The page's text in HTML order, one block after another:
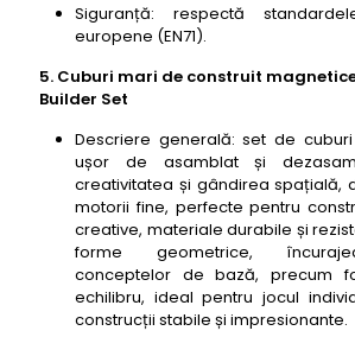
Siguranță: respectă
europene (EN71).
5. Cuburi mari de construit
Builder Set
Descriere generală: set de
ușor de asamblat și
creativitatea și gândirea spațială,
motorii fine, perfecte pentru
creative, materiale durabile și
forme geometrice,
conceptelor de bază, precum
echilibru, ideal pentru jocul
construcții stabile și impresionante.